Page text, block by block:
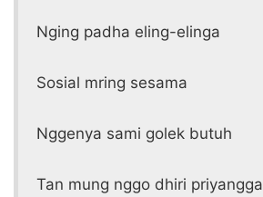
Nging padha eling-elinga
Sosial mring sesama
Nggenya sami golek butuh
Tan mung nggo dhiri priyangga